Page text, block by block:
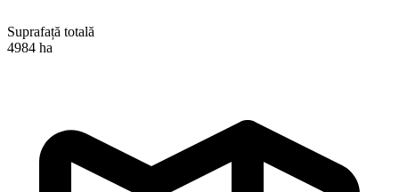
Suprafață totală
4984 ha